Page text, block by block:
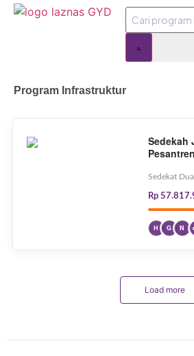
Program Infrastruktur
Sedekah
Sedekat
Rp
H G N
Load more